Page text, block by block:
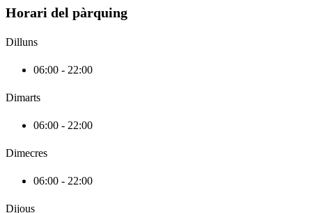
Horari del pàrquing
Dilluns
06:00 - 22:00
Dimarts
06:00 - 22:00
Dimecres
06:00 - 22:00
Dijous